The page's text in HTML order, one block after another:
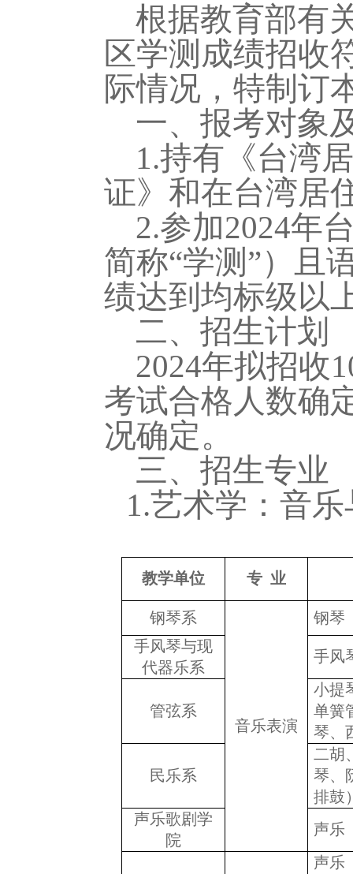
根据教育部有
区学测成绩招收
际情况，特制订
一、报考对象
1.持有《台湾
证》和在台湾居
2.参加2024年
简称“学测”）且
绩达到均标级以
二、招生计划
2024年拟招收
考试合格人数确
况确定。
三、招生专业
1.艺术学：音
教学单位 专 业
钢琴系
音乐表演
钢琴
手风琴与现
代器乐系
手风
管弦系
小提
单簧
琴、
民乐系
二胡
琴、
排鼓
声乐歌剧学
院
声乐
声乐